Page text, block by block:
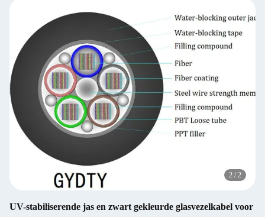
2 / 2
UV-stabiliserende jas en zwart gekleurde glasvezelkabel voor